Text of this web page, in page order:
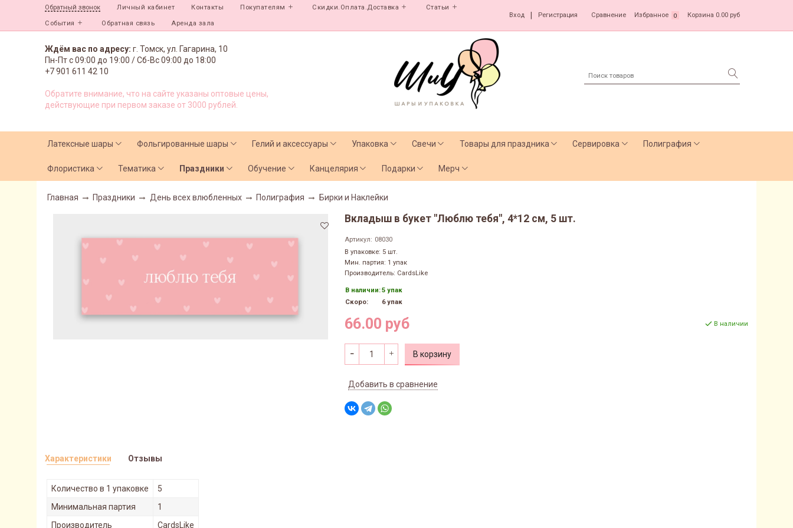
Обратный звонок Личный кабинет Контакты Покупателям Скидки.Оплата.Доставка Статьи
События Обратная связь Аренда зала
Вход Регистрация Сравнение Избранное 0 Корзина 0.00 руб
Ждём вас по адресу: г. Томск, ул. Гагарина, 10
Пн-Пт с09:00 до 19:00 /Сб-Вс 09:00 до 18:00
+7 901 611 42 10
Обратите внимание, что на сайте указаны оптовые цены,
действующие при первом заказе от 3000 рублей.
Латексные шары Фольгированные шары Гелий и аксессуары Упаковка Свечи Товары для праздника Сервировка Полиграфия
Флористика Тематика Праздники Обучение Канцелярия Подарки Мерч
Главная Праздники День всех влюбленных Полиграфия Бирки и Наклейки
Вкладыш в букет "Люблю тебя", 4*12 см, 5 шт.
Артикул: 08030
В упаковке: 5 шт.
Мин. партия: 1 упак
Производитель: CardsLike
В наличии:5 упак
Скоро:
6 упак
66.00 руб В наличии
В корзину
Добавить в сравнение
Характеристики
Количество в 1 упаковке
5
Минимальная партия
1
Производитель
CardsLike
Отзывы